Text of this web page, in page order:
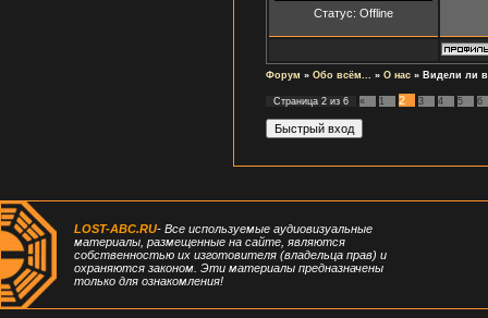
Статус: Offline
Форум » Обо всём... » О нас » Видели ли
Страница 2 из 6 « 1 2 3 4 5 6
LOST-ABC.RU- Все используемые аудиовизуальные
материалы, размещенные на сайте, являются
собственностью их изготовителя (владельца прав) и
охраняются законом. Эти материалы предназначены
только для ознакомления!